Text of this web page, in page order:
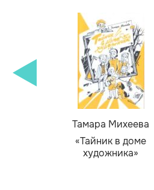
Тамара Михеева
«Тайник в доме
художника»